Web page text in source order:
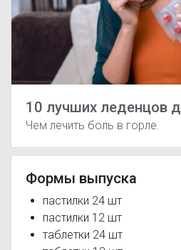
10 лучших леденцов
Чем лечить боль в горле.
Формы выпуска
пастилки 24 шт
пастилки 12 шт
таблетки 24 шт